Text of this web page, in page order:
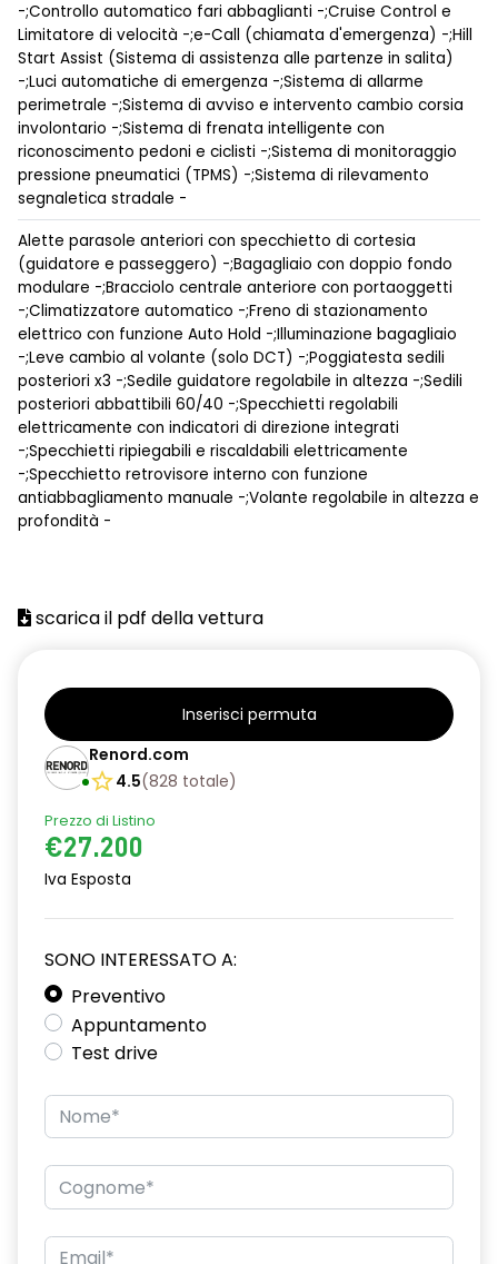
-;Controllo automatico fari abbaglianti -;Cruise Control e
Limitatore di velocità -;e-Call (chiamata d'emergenza) -;Hill
Start Assist (Sistema di assistenza alle partenze in salita)
-;Luci automatiche di emergenza -;Sistema di allarme
perimetrale -;Sistema di avviso e intervento cambio corsia
involontario -;Sistema di frenata intelligente con
riconoscimento pedoni e ciclisti -;Sistema di monitoraggio
pressione pneumatici (TPMS) -;Sistema di rilevamento
segnaletica stradale -
Alette parasole anteriori con specchietto di cortesia
(guidatore e passeggero) -;Bagagliaio con doppio fondo
modulare -;Bracciolo centrale anteriore con portaoggetti
-;Climatizzatore automatico -;Freno di stazionamento
elettrico con funzione Auto Hold -;Illuminazione bagagliaio
-;Leve cambio al volante (solo DCT) -;Poggiatesta sedili
posteriori x3 -;Sedile guidatore regolabile in altezza -;Sedili
posteriori abbattibili 60/40 -;Specchietti regolabili
elettricamente con indicatori di direzione integrati
-;Specchietti ripiegabili e riscaldabili elettricamente
-;Specchietto retrovisore interno con funzione
antiabbagliamento manuale -;Volante regolabile in altezza e
profondità -
scarica il pdf della vettura
Inserisci permuta
Renord.com
4.5(828 totale)
Prezzo di Listino
€27.200
Iva Esposta
SONO INTERESSATO A:
Preventivo
Appuntamento
Test drive